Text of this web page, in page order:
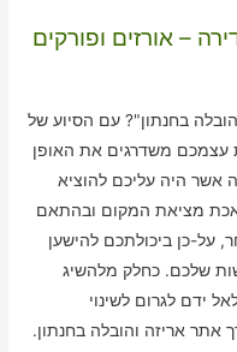
– אורזים ופורקים
בחנתון"? עם הסיוע של
עצמכם משדרגים את האופן
אשר היה עליכם להוציא
מציאת המקום ובהתאם
על-כן ביכולתכם להישען
שלכם. כחלק מלהשיג
ידם לגרום לשינוי
אתר אריזה והובלה בחנתון.